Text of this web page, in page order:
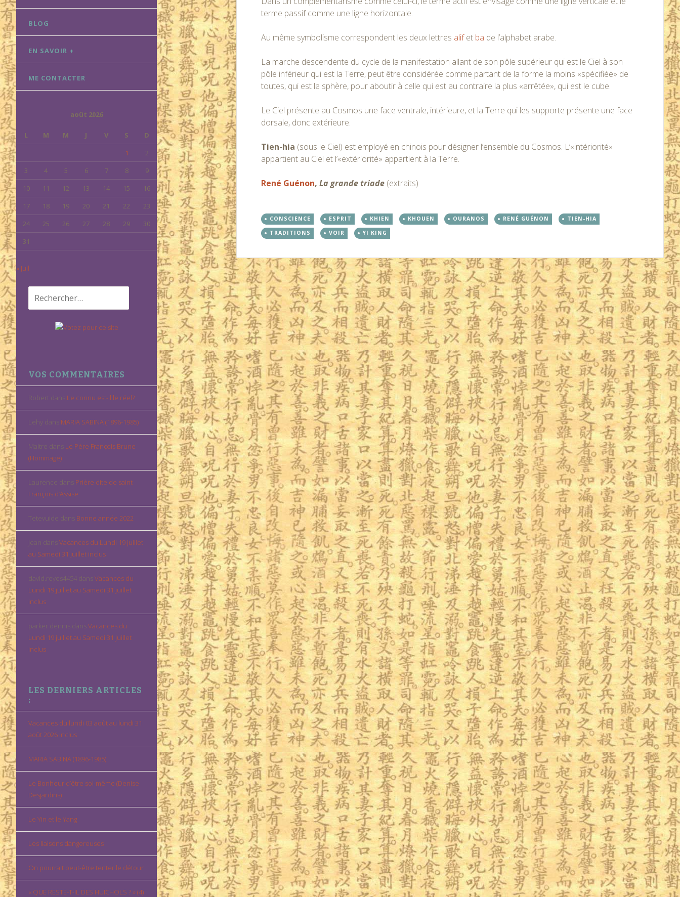
BLOG
EN SAVOIR +
ME CONTACTER
août 2026
L M M J V S
D
1
2
3
4 5 6 7 8
9
10
11 12 13 14 15
16
17
18 19 20 21 22
23
24
25 26 27 28 29
30
31
« Juil
Rechercher :
VOS COMMENTAIRES
Robert dans Le connu est-il le réel?
Lehy dans MARIA SABINA (1896-1985)
Maitre dans Le Père François Brune
(Hommage)
Laurence dans Prière dite de saint
François d’Assise
Tetevuide dans Bonne année 2022
Jean dansVacances du Lundi 19 juillet
au Samedi 31 juillet inclus
david.reyes4454 dansVacances du
Lundi 19 juillet au Samedi 31 juillet
inclus
parker dennis dansVacances du
Lundi 19 juillet au Samedi 31 juillet
inclus
LES DERNIERS ARTICLES
:
Vacances du lundi 03 août au lundi 31
août 2026 inclus
MARIA SABINA (1896-1985)
Le Bonheur d’être soi-même (Denise
Desjardins)
Le Yin et le Yang
Les liaisons dangereuses
On pourrait peut-être tenter le détour
« QUE RESTE-T-IL DES HUICHOLS ? » (4)
terme passif comme une ligne horizontale.
Au même symbolisme correspondent les deux lettres alifet ba de l’alphabet arabe.
La marche descendente du cycle de la manifestation allant de son pôle supérieur qui est le Ciel à son
pôle inférieur qui est la Terre, peut être considérée comme partant de la forme la moins «spécifiée» de
toutes, qui est la sphère, pour aboutir à celle qui est au contraire la plus «arrêtée», qui est le cube.
Le Ciel présente au Cosmos une face ventrale, intérieure, et la Terre qui les supporte présente une face
dorsale, donc extérieure.
Tien-hia (sous le Ciel) est employé en chinois pour désigner l’ensemble du Cosmos. L’«intériorité»
appartient au Ciel et l’«extériorité» appartient à la Terre.
René Guénon,La grande triade (extraits)
CONSCIENCE ESPRIT KHIEN KHOUEN OURANOS RENÉ GUÉNON
TIEN-HIA
TRADITIONS
VOIR YI KING